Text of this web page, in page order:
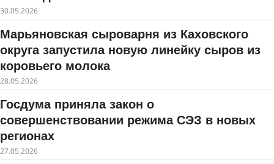
30.05.2026
Марьяновская сыроварня из Каховского
округа запустила новую линейку сыров из
коровьего молока
28.05.2026
Госдума приняла закон о
совершенствовании режима СЭЗ в новых
регионах
27.05.2026